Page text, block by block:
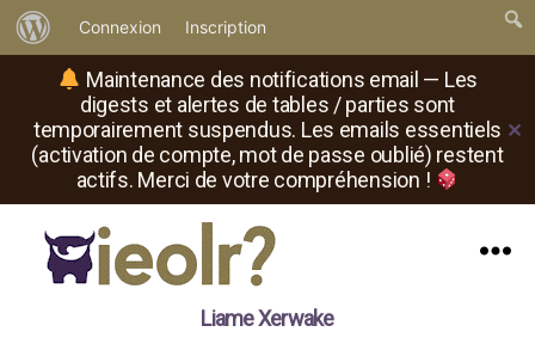
Maintenance des notifications email — Les
digests et alertes de tables / parties sont
temporairement suspendus. Les emails essentiels
(activation de compte, mot de passe oublié) restent
actifs. Merci de votre compréhension !
✕
propos
de
WordPress
Connexion Inscription
Liame Xerwake